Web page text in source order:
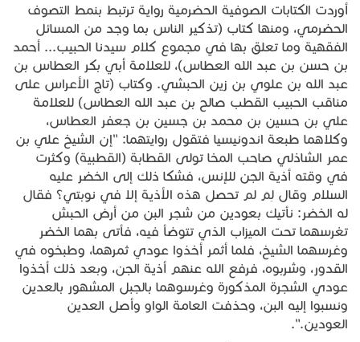
أوردت الكتابات الصوفية الحضرمية رواية ترتبط بنمط التصوف
الحضرمي، ومنها كتاب (تذكير الناس بما وجد من المسائل
الفقهية وما تعلق بها في مجموع كلام سيدنا الحبيب... أحمد
بن حسن بن عبد الله العطاس)، للعلامة أبي بكر العطاس بن
عبد الله بن علوي بن زين الحبشي. وكتاب (تاج الأعراس على
مناقب الحبيب القطب صالح بن عبد الله العطاس) للعلامة
علي بن حسين بن محمد بن جسين بن جعفر العطاس،
وكلاهما طبعة اندونيسيا فتقول روايتهما: "إن الشيخ علي بن
عمر الشاذلي صاحب المخا تولى القطابة (القطبية) وكثرت
في وقته أذية الجن للإنس، فشكا ذلك إلى الخضر عليه
السلام وقال لِمَ لم تحصل هذه الأذية إلا في نوبتي؟ فقال
له الخضر: نأتيك بعودين من شجر البن من أرض الحبش
تغرسهما تحت الميزاب الذي تتوضأ فيه، فأتى بهما الخضر
وغرسهما الشيخ، فلما أثمر أخذوا عودي ثمرهما، وطبخوه في
القدور، وشربوه، فرفع الله عنهم أذية الجن، وبعد ذلك أخذوا
عودي الشجرة المذكورة وغرسوهما بالجبل المشهور بالعدين
ونسبوا إليه البن، وحذفت العامة الواو وأصل العدين
العودين.".